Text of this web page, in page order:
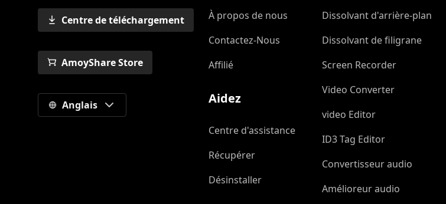
Centre de téléchargement
AmoyShare Store
Anglais
À propos de nous
Contactez-Nous
Affilié
Aidez
Centre d'assistance
Récupérer
Désinstaller
Dissolvant d'arrière-plan
Dissolvant de filigrane
Screen Recorder
Video Converter
video Editor
ID3 Tag Editor
Convertisseur audio
Amélioreur audio